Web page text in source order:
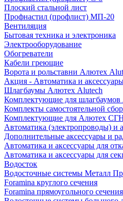
Плоский стальной лист
Профнастил (профлист) МП-20
Вентиляция
Бытовая техника и электроника
Электрооборудование
Обогреватели
Кабели греющие
Ворота и рольставни Алютех
Акция - Автоматика и
Шлагбаумы Алютех Alutech
Комплектующие для
Комплекты самостоятельной
Комплектующие для Алютех
Автоматика (электропроводы) и
Дополнительные аксессуары и
Автоматика и аксессуары для
Автоматика и аксессуары для
Водосток
Водосточные системы Металл
Foramina круглого сечения
Foramina прямоугольного сечения